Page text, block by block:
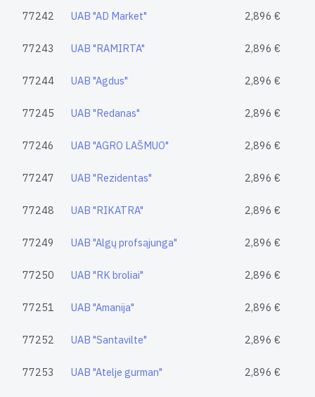
77242 UAB "AD Market" 2,896 €
77243 UAB "RAMIRTA" 2,896 €
77244 UAB "Agdus" 2,896 €
77245 UAB "Redanas" 2,896 €
77246 UAB "AGRO LAŠMUO" 2,896 €
77247 UAB "Rezidentas" 2,896 €
77248 UAB "RIKATRA" 2,896 €
77249 UAB "Algų profsąjunga" 2,896 €
77250 UAB "RK broliai" 2,896 €
77251 UAB "Amanija" 2,896 €
77252 UAB "Santavilte" 2,896 €
77253 UAB "Atelje gurman" 2,896 €